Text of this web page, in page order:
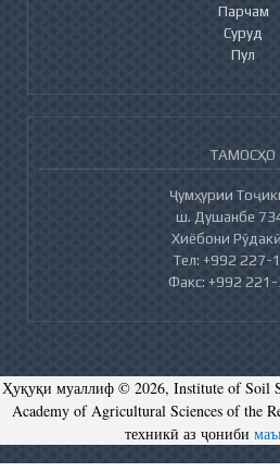
Парчам
Суруд
Пул
ТАМОСҲО
Ҷумҳурии
ш. Душанбе
Хиёбони
Тел: +992 227-
Факс: +992
Ҳуқуқи муаллиф © 2026, Institute of Soil
Academy of Agricultural Sciences of the
техникӣ аз ҷониби